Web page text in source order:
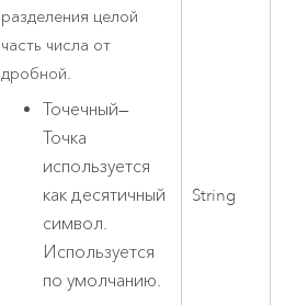
разделения целой
часть числа от
дробной.
Точечный—
Точка
используется
как десятичный
символ.
Используется
по умолчанию.
String